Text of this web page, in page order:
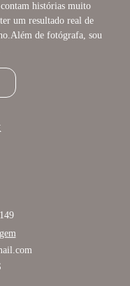
histórias muito
um resultado real de
de fotógrafa, sou